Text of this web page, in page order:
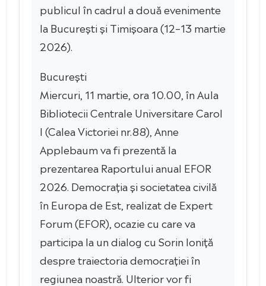
publicul în cadrul a două evenimente
la București și Timișoara (12–13 martie
2026).
București
Miercuri, 11 martie, ora 10.00, în Aula
Bibliotecii Centrale Universitare Carol
I (Calea Victoriei nr.88), Anne
Applebaum va fi prezentă la
prezentarea Raportului anual EFOR
2026. Democrația și societatea civilă
în Europa de Est, realizat de Expert
Forum (EFOR), ocazie cu care va
participa la un dialog cu Sorin Ioniță
despre traiectoria democrației în
regiunea noastră. Ulterior vor fi